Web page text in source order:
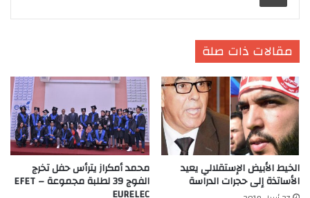
مقالات ذات صلة
الخيط الأبيض الإستقلالي يعيد
الأساتذة إلى حجرات الدراسة
محمد أمكراز يترأس حفل تخرج
الفوج 39 لطلبة مجموعة EFET –
EURELEC